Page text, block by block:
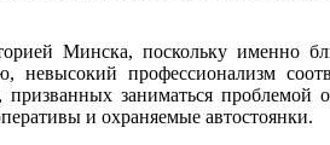
Минска, поскольку именно
профессионализм
призванных заниматься
и охраняемые автостоянки.